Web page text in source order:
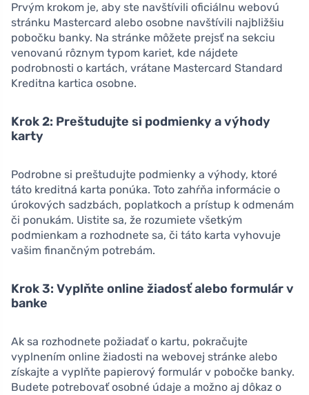
Prvým krokom je, aby ste navštívili oficiálnu webovú
stránku Mastercard alebo osobne navštívili najbližšiu
pobočku banky. Na stránke môžete prejsť na sekciu
venovanú rôznym typom kariet, kde nájdete
podrobnosti o kartách, vrátane Mastercard Standard
Kreditna kartica osobne.
Krok 2: Preštudujte si podmienky a výhody
karty
Podrobne si preštudujte podmienky a výhody, ktoré
táto kreditná karta ponúka. Toto zahŕňa informácie o
úrokových sadzbách, poplatkoch a prístup k odmenám
či ponukám. Uistite sa, že rozumiete všetkým
podmienkam a rozhodnete sa, či táto karta vyhovuje
vašim finančným potrebám.
Krok 3: Vyplňte online žiadosť alebo formulár v
banke
Ak sa rozhodnete požiadať o kartu, pokračujte
vyplnením online žiadosti na webovej stránke alebo
získajte a vyplňte papierový formulár v pobočke banky.
Budete potrebovať osobné údaje a možno aj dôkaz o